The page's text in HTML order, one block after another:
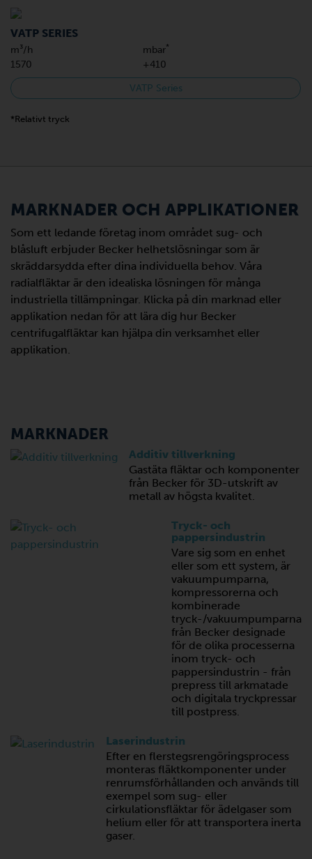
VATP SERIES
m³/h mbar*
1570 +410
VATP Series
*Relativt tryck
MARKNADER OCH APPLIKATIONER
Som ett ledande företag inom området sug- och
blåsluft erbjuder Becker helhetslösningar som är
skräddarsydda efter dina individuella behov. Våra
radialfläktar är den idealiska lösningen för många
industriella tillämpningar. Klicka på din marknad eller
applikation nedan för att lära dig hur Becker
centrifugalfläktar kan hjälpa din verksamhet eller
applikation.
MARKNADER
Additiv tillverkning
Gastäta fläktar och komponenter
från Becker för 3D-utskrift av
metall av högsta kvalitet.
Tryck- och
pappersindustrin
Vare sig som en enhet
eller som ett system, är
vakuumpumparna,
kompressorerna och
kombinerade
tryck-/vakuumpumparna
från Becker designade
för de olika processerna
inom tryck- och
pappersindustrin - från
prepress till arkmatade
och digitala tryckpressar
till postpress.
Laserindustrin
Efter en flerstegsrengöringsprocess
monteras fläktkomponenter under
renrumsförhållanden och används till
exempel som sug- eller
cirkulationsfläktar för ädelgaser som
helium eller för att transportera inerta
gaser.